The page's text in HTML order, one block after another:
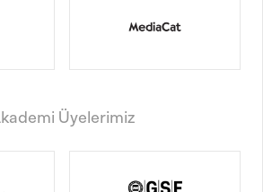
Üyelerimiz